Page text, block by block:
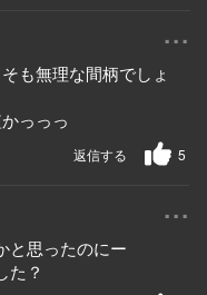
...
も無理な間柄でしょ
っっっ
5
返信する
...
と思ったのにー
た？